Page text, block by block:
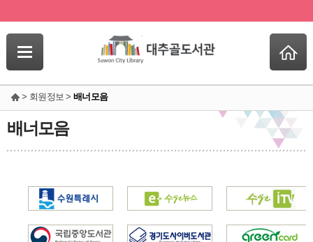
> 회원정보 > 배너모음
배너모음